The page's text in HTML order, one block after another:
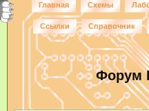
Главная Схемы
Ссылки Справочник
Форум